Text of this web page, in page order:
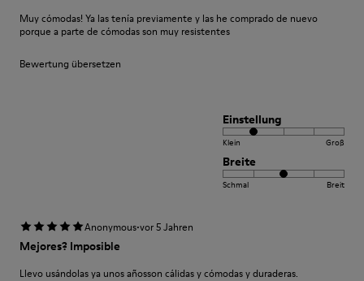
Muy cómodas! Ya las tenía previamente y las he comprado de nuevo
porque a parte de cómodas son muy resistentes
Bewertung übersetzen
Einstellung
Klein Groß
Breite
Schmal Breit
Anonymous·vor 5 Jahren
Mejores? Imposible
Llevo usándolas ya unos añosson cálidas y cómodas y duraderas.